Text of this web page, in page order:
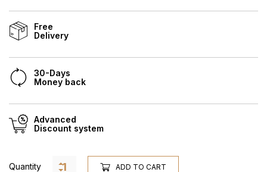
Free
Delivery
30-Days
Money back
Advanced
Discount system
Quantity ADD TO CART